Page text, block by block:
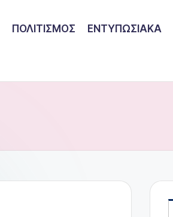
ΠΟΛΙΤΙΣΜΟΣ ΕΝΤΥΠΩΣΙΑΚΑ